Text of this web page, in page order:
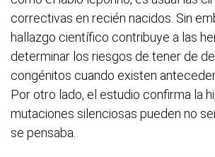
correctivas en recién nacidos. Sin
hallazgo científico contribuye a las
determinar los riesgos de tener de
congénitos cuando existen
Por otro lado, el estudio confirma la
mutaciones silenciosas pueden no
se pensaba.